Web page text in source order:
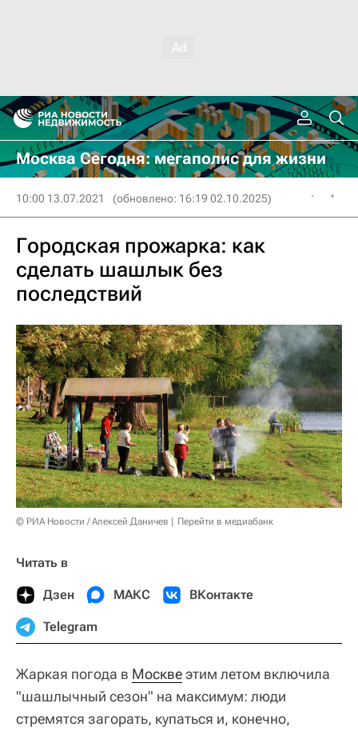
Москва Сегодня: мегаполис для жизни
10:00 13.07.2021 (обновлено: 16:19 02.10.2025)
Городская прожарка: как
сделать шашлык без
последствий
© РИА Новости / Алексей Даничев Перейти в медиабанк
Читать в
Дзен МАКС ВКонтакте
Telegram
Жаркая погода в Москвеэтим летом включила
"шашлычный сезон" на максимум: люди
стремятся загорать, купаться и, конечно,